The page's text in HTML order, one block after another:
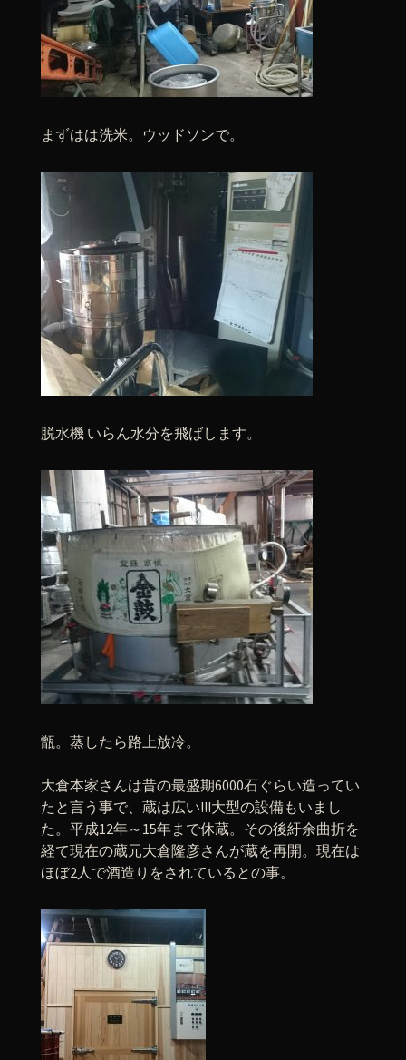
まずはは洗米。ウッドソンで。
脱水機 いらん水分を飛ばします。
甑。蒸したら路上放冷。
大倉本家さんは昔の最盛期6000石ぐらい造ってい
たと言う事で、蔵は広い!!!大型の設備もいまし
た。平成12年～15年まで休蔵。その後紆余曲折を
経て現在の蔵元大倉隆彦さんが蔵を再開。現在は
ほぼ2人で酒造りをされているとの事。